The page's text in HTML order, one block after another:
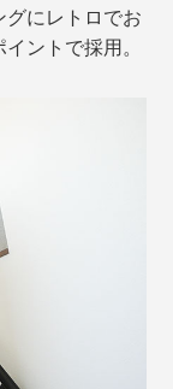
にレトロでお
ントで採用。